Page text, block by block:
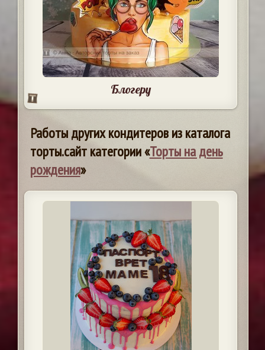
Блогеру
Работы других кондитеров из каталога
торты.сайт категории «Торты на день
рождения»